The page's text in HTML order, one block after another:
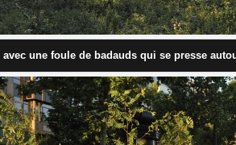
avec une foule de badauds qui se presse